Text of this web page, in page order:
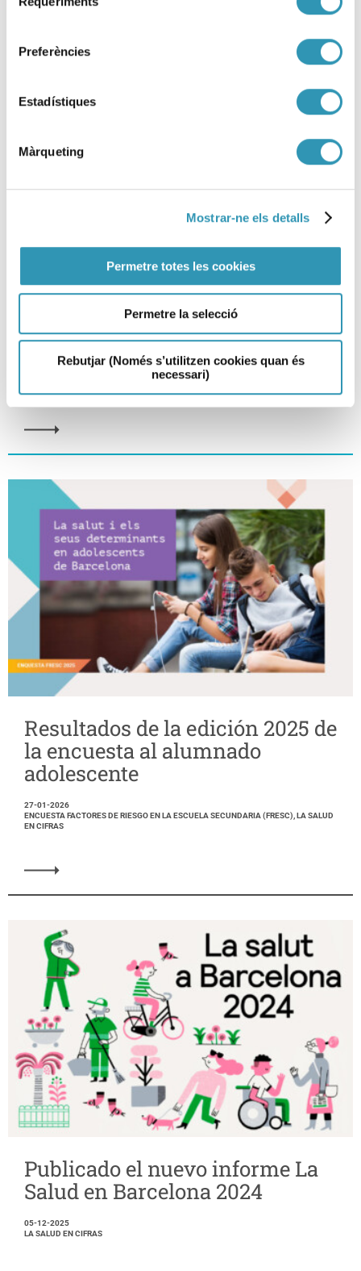
Preferències
Estadístiques
Màrqueting
Mostrar-ne els detalls
Permetre totes les cookies
Permetre la selecció
Rebutjar (Només s’utilitzen cookies quan és
necessari)
La salud y los derechos
sexuales y reproductivos en
Barcelona 2024
Resultados de la edición 2025 de
la encuesta al alumnado
adolescente
27-01-2026
ENCUESTA FACTORES DE RIESGO EN LA ESCUELA SECUNDARIA (FRESC), LA SALUD
EN CIFRAS
Publicado el nuevo informe La
Salud en Barcelona 2024
05-12-2025
LA SALUD EN CIFRAS